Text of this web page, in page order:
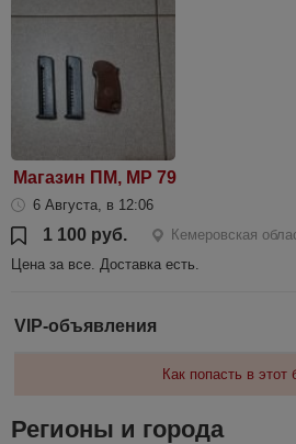
Магазин ПМ, МР 79
6 Августа, в 12:06
1 100 руб.
Кемеровская
Цена за все. Доставка есть.
VIP-объявления
Как попасть в этот
Регионы и города